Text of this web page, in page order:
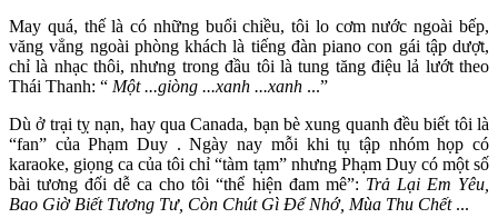
May quá, thế là có những buổi chiều, tôi lo cơm nước ngoài bếp,
văng vẳng ngoài phòng khách là tiếng đàn piano con gái tập dượt,
chỉ là nhạc thôi, nhưng trong đầu tôi là tung tăng điệu lả lướt theo
Thái Thanh: “ Một ...giòng ...xanh ...xanh ...”
Dù ở trại tỵ nạn, hay qua Canada, bạn bè xung quanh đều biết tôi là
“fan” của Phạm Duy . Ngày nay mỗi khi tụ tập nhóm họp có
karaoke, giọng ca của tôi chỉ “tàm tạm” nhưng Phạm Duy có một số
bài tương đối dễ ca cho tôi “thể hiện đam mê”: Trả Lại Em Yêu,
Bao Giờ Biết Tương Tư, Còn Chút Gì Để Nhớ, Mùa Thu Chết...